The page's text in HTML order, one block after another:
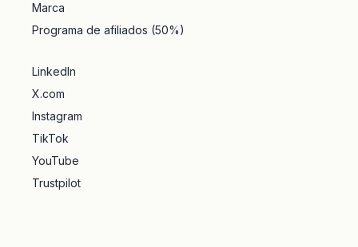
Marca
Programa de afiliados (50%)
LinkedIn
X.com
Instagram
TikTok
YouTube
Trustpilot